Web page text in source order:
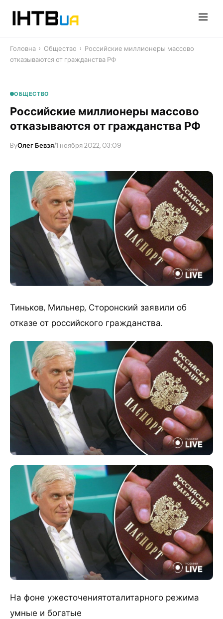
Головна › Общество › Российские миллионеры массово
отказываются от гражданства РФ
ОБЩЕСТВО
Российские миллионеры массово
отказываются от гражданства РФ
ByОлег Бевзя/1 ноября 2022, 03:09
Тиньков, Мильнер, Сторонский заявили об
отказе от российского гражданства.
На фоне ужесточениятоталитарного режима
умные и богатые